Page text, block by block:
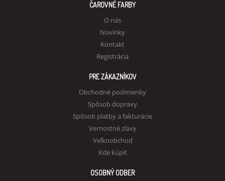
ČAROVNÉ FARBY
O nás
Novinky
Kontakt
Registrácia
PRE ZÁKAZNÍKOV
Obchodné podmienky
Spôsob dopravy
Spôsob platby a fakturácie
Vernostné zľavy
Veľkoobchod
Kde kúpiť
OSOBNÝ ODBER